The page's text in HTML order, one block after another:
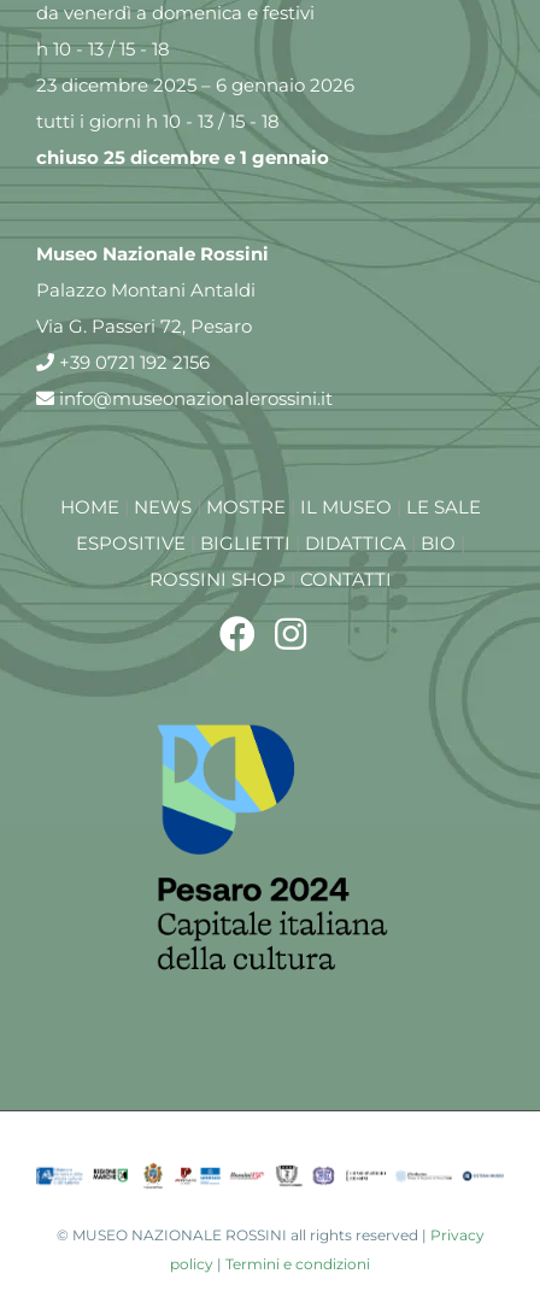
da venerdì a domenica e festivi
h 10 - 13 / 15 - 18
23 dicembre 2025 – 6 gennaio 2026
tutti i giorni h 10 - 13 / 15 - 18
chiuso 25 dicembre e 1 gennaio
Museo Nazionale Rossini
Palazzo Montani Antaldi
Via G. Passeri 72, Pesaro
+39 0721 192 2156
info@museonazionalerossini.it
HOME NEWS| MOSTRE IL MUSEO
LE SALE
ESPOSITIVE
BIGLIETTI DIDATTICA| BIO
ROSSINI SHOP| CONTATTI
© MUSEO NAZIONALE ROSSINI all rights reserved | Privacy
policy | Termini e condizioni